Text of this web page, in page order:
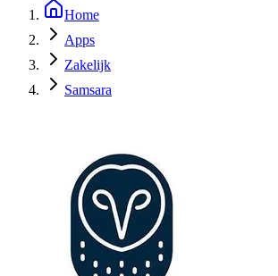
Home
Apps
Zakelijk
Samsara